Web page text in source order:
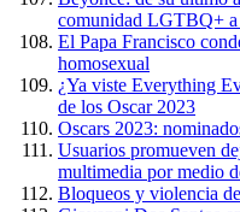
comunidad LGTBQ+
El Papa Francisco
homosexual
¿Ya viste Everything
de los Oscar 2023
Oscars 2023:
Usuarios promueven
multimedia por medio
Bloqueos y violencia